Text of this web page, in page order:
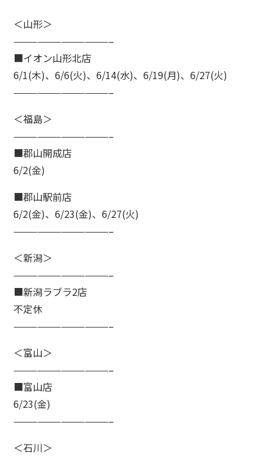
＜山形＞
————————————–
■イオン山形北店
6/1(木)、6/6(火)、6/14(水)、6/19(月)、6/27(火)
————————————–
＜福島＞
————————————–
■郡山開成店
6/2(金)
■郡山駅前店
6/2(金)、6/23(金)、6/27(火)
————————————–
＜新潟＞
————————————–
■新潟ラブラ2店
不定休
————————————–
＜富山＞
————————————–
■富山店
6/23(金)
————————————–
＜石川＞